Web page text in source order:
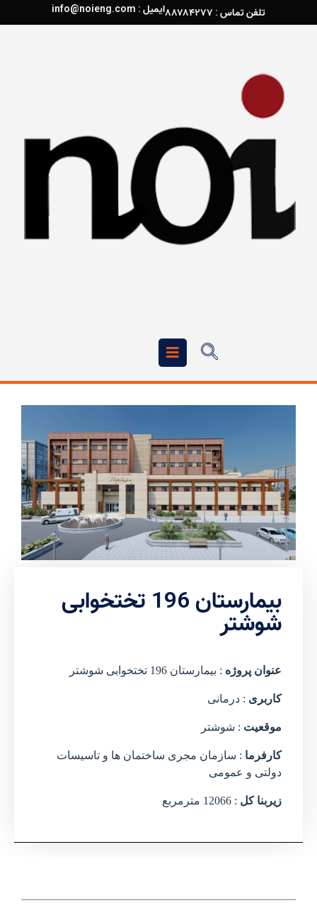
تلفن تماس : ۸۸۷۸۴۲۷۷ ایمیل : info@noieng.com
بیمارستان 196 تختخوابی
شوشتر
عنوان پروژه : بیمارستان 196 تختخوابی شوشتر
کاربری : درمانی
موقعیت : شوشتر
کارفرما : سازمان مجری ساختمان ها و تاسیسات
دولتی و عمومی
زیربنا کل : 12066 مترمربع